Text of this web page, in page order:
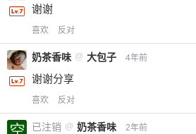
谢谢
喜欢 反对
奶茶香味 @ 大包子 4年前
谢谢分享
喜欢 反对
已注销 @ 奶茶香味 2年前